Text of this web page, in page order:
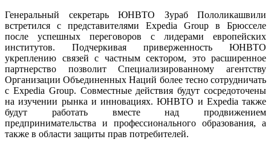
Генеральный секретарь ЮНВТО Зураб Пололикашвили
встретился с представителями Expedia Group в Брюсселе
после успешных переговоров с лидерами европейских
институтов. Подчеркивая приверженность ЮНВТО
укреплению связей с частным сектором, это расширенное
партнерство позволит Специализированному агентству
Организации Объединенных Наций более тесно сотрудничать
с Expedia Group. Совместные действия будут сосредоточены
на изучении рынка и инновациях. ЮНВТО и Expedia также
будут работать вместе над продвижением
предпринимательства и профессионального образования, а
также в области защиты прав потребителей.